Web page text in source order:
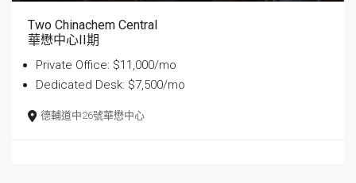
Two Chinachem Central
華懋中心II期
Private Office: $11,000/mo
Dedicated Desk: $7,500/mo
德輔道中26號華懋中心